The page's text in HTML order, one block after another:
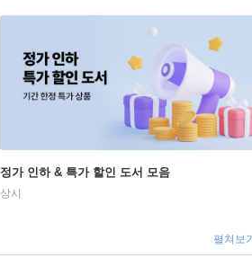
정가 인하 & 특가 할인 도서 모음
상시
펼쳐보기